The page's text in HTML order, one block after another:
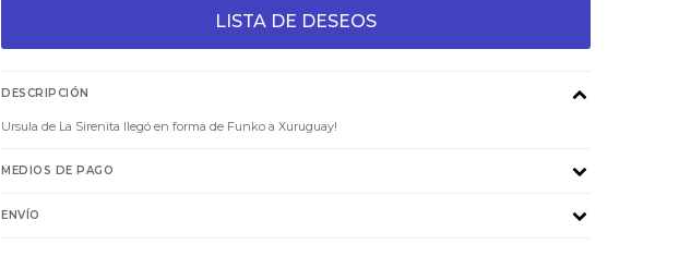
DESCRIPCIÓN
Ursula de La Sirenita llegó en forma de Funko a Xuruguay!
MEDIOS DE PAGO
ENVÍO